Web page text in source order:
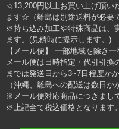
☆13,200円以上お買い上げ頂い
ます☆（離島は別途送料が必要
※持ち込み加工や特殊商品は、
ます。(見積時に提示します。)
【メール便】 一部地域を除き一
メール便は日時指定・代引引
までは発送日から3~7日程度か
（沖縄、離島への配送は数日か
※メール便対応商品につきまし
※上記全て税込価格となります。